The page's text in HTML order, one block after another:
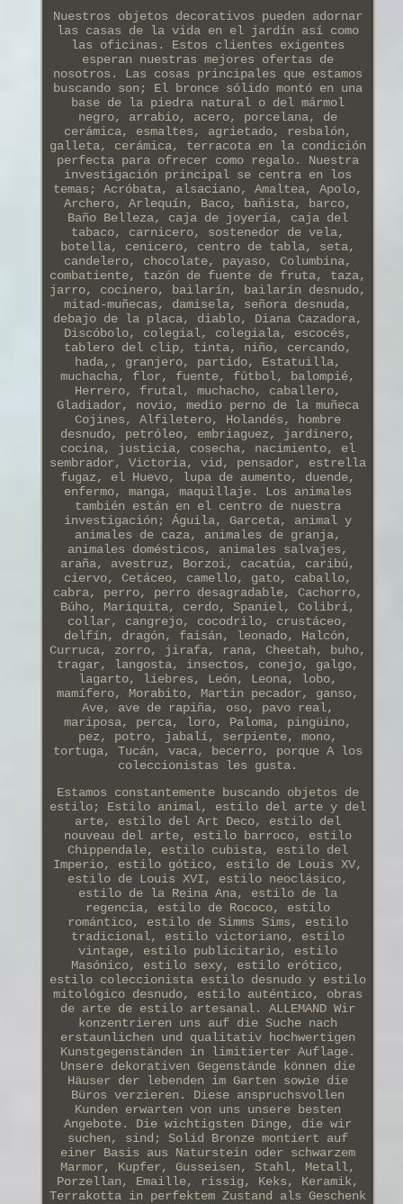
Nuestros objetos decorativos pueden adornar
las casas de la vida en el jardín así como
las oficinas. Estos clientes exigentes
esperan nuestras mejores ofertas de
nosotros. Las cosas principales que estamos
buscando son; El bronce sólido montó en una
base de la piedra natural o del mármol
negro, arrabio, acero, porcelana, de
cerámica, esmaltes, agrietado, resbalón,
galleta, cerámica, terracota en la condición
perfecta para ofrecer como regalo. Nuestra
investigación principal se centra en los
temas; Acróbata, alsaciano, Amaltea, Apolo,
Archero, Arlequín, Baco, bañista, barco,
Baño Belleza, caja de joyería, caja del
tabaco, carnicero, sostenedor de vela,
botella, cenicero, centro de tabla, seta,
candelero, chocolate, payaso, Columbina,
combatiente, tazón de fuente de fruta, taza,
jarro, cocinero, bailarín, bailarín desnudo,
mitad-muñecas, damisela, señora desnuda,
debajo de la placa, diablo, Diana Cazadora,
Discóbolo, colegial, colegiala, escocés,
tablero del clip, tinta, niño, cercando,
hada,, granjero, partido, Estatuilla,
muchacha, flor, fuente, fútbol, balompié,
Herrero, frutal, muchacho, caballero,
Gladiador, novio, medio perno de la muñeca
Cojines, Alfiletero, Holandés, hombre
desnudo, petróleo, embriaguez, jardinero,
cocina, justicia, cosecha, nacimiento, el
sembrador, Victoria, vid, pensador, estrella
fugaz, el Huevo, lupa de aumento, duende,
enfermo, manga, maquillaje. Los animales
también están en el centro de nuestra
investigación; Águila, Garceta, animal y
animales de caza, animales de granja,
animales domésticos, animales salvajes,
araña, avestruz, Borzoi, cacatúa, caribú,
ciervo, Cetáceo, camello, gato, caballo,
cabra, perro, perro desagradable, Cachorro,
Búho, Mariquita, cerdo, Spaniel, Colibrí,
collar, cangrejo, cocodrilo, crustáceo,
delfín, dragón, faisán, leonado, Halcón,
Curruca, zorro, jirafa, rana, Cheetah, buho,
tragar, langosta, insectos, conejo, galgo,
lagarto, liebres, León, Leona, lobo,
mamífero, Morabito, Martin pecador, ganso,
Ave, ave de rapiña, oso, pavo real,
mariposa, perca, loro, Paloma, pingüino,
pez, potro, jabalí, serpiente, mono,
tortuga, Tucán, vaca, becerro, porque A los
coleccionistas les gusta.
Estamos constantemente buscando objetos de
estilo; Estilo animal, estilo del arte y del
arte, estilo del Art Deco, estilo del
nouveau del arte, estilo barroco, estilo
Chippendale, estilo cubista, estilo del
Imperio, estilo gótico, estilo de Louis XV,
estilo de Louis XVI, estilo neoclásico,
estilo de la Reina Ana, estilo de la
regencia, estilo de Rococo, estilo
romántico, estilo de Simms Sims, estilo
tradicional, estilo victoriano, estilo
vintage, estilo publicitario, estilo
Masónico, estilo sexy, estilo erótico,
estilo coleccionista estilo desnudo y estilo
mitológico desnudo, estilo auténtico, obras
de arte de estilo artesanal. ALLEMAND Wir
konzentrieren uns auf die Suche nach
erstaunlichen und qualitativ hochwertigen
Kunstgegenständen in limitierter Auflage.
Unsere dekorativen Gegenstände können die
Häuser der lebenden im Garten sowie die
Büros verzieren. Diese anspruchsvollen
Kunden erwarten von uns unsere besten
Angebote. Die wichtigsten Dinge, die wir
suchen, sind; Solid Bronze montiert auf
einer Basis aus Naturstein oder schwarzem
Marmor, Kupfer, Gusseisen, Stahl, Metall,
Porzellan, Emaille, rissig, Keks, Keramik,
Terrakotta in perfektem Zustand als Geschenk